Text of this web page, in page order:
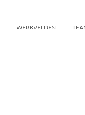
WERKVELDEN